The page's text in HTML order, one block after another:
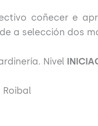
coñecer e
a selección dos
Nivel
Roibal